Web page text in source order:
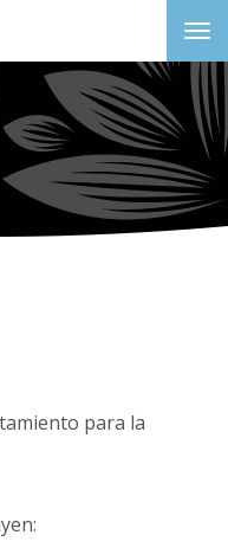
para la